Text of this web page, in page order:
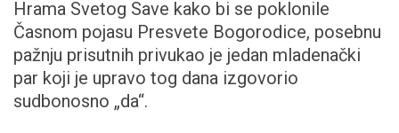
Hrama Svetog Save kako bi se poklonile
Časnom pojasu Presvete Bogorodice, posebnu
pažnju prisutnih privukao je jedan mladenački
par koji je upravo tog dana izgovorio
sudbonosno „da“.